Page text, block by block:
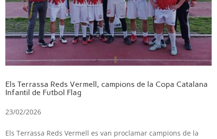
Els Terrassa Reds Vermell, campions de la Copa Catalana
Infantil de Futbol Flag
23/02/2026
Els Terrassa Reds Vermell es van proclamar campions de la